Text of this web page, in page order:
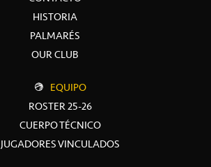
HISTORIA
PALMARÉS
OUR CLUB
EQUIPO
ROSTER 25-26
CUERPO TÉCNICO
JUGADORES VINCULADOS